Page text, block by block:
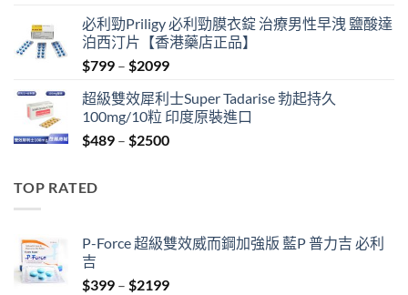
was:
$399.
is:
$369.
必利勁Priligy 必利勁膜衣錠 治療男性早洩 鹽酸達
泊西汀片【香港藥店正品】
$799 – $2099Price
$799
through
$2099
超級雙效犀利士Super Tadarise 勃起持久
100mg/10粒 印度原裝進口
$489 – $2500Price
TOP RATED
P-Force 超級雙效威而鋼加強版 藍P 普力吉 必利
吉
$399 – $2199Price